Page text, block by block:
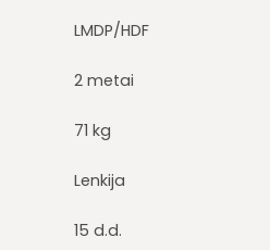
LMDP/HDF
2 metai
71 kg
Lenkija
15 d.d.